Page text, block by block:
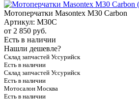
Мотоперчатки Masontex M30 Carbon
Артикул: M30C
от 2 850 руб.
Есть в наличии
Нашли дешевле?
Склад запчастей Уссурийск
Есть в наличии
Склад запчастей Уссурийск
Есть в наличии
Мотосалон Москва
Есть в наличии